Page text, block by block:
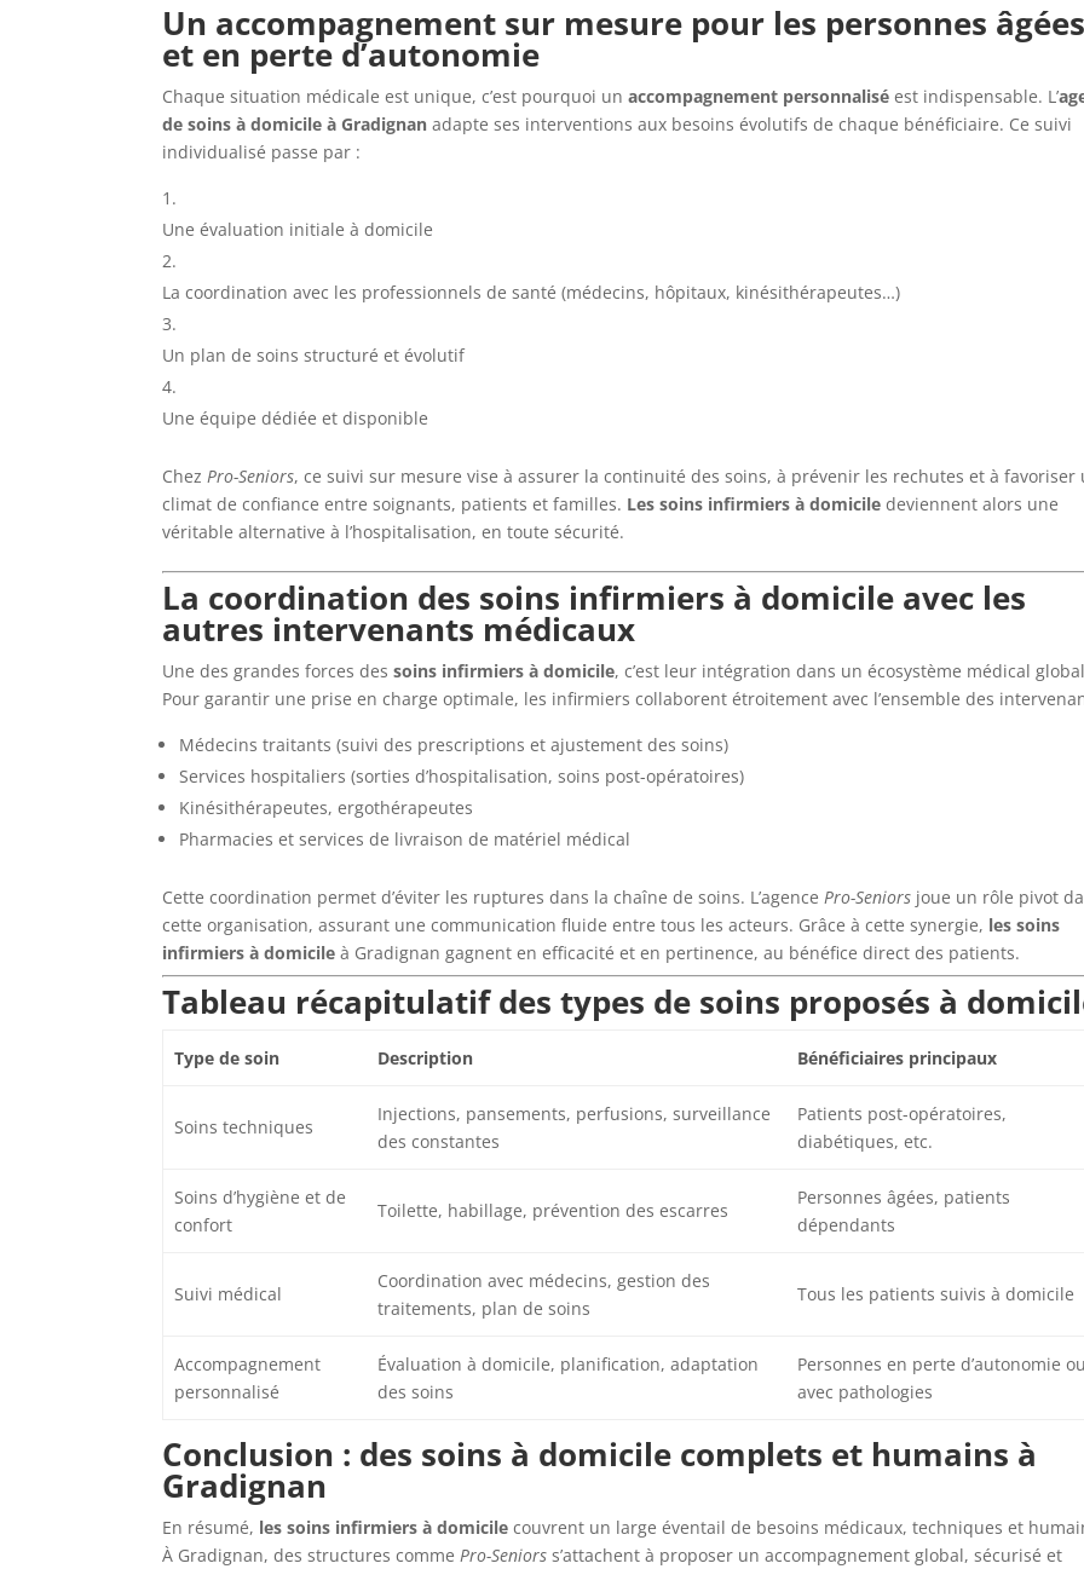
Un accompagnement sur mesure pour les personnes âgées
et en perte d’autonomie
Chaque situation médicale est unique, c’est pourquoi unaccompagnement personnalisé est indispensable. L’
de soins à domicile à Gradignan adapte ses interventions aux besoins évolutifs de chaque bénéficiaire. Ce suivi
individualisé passe par :
Une évaluation initiale à domicile
La coordination avec les professionnels de santé (médecins, hôpitaux, kinésithérapeutes…)
Un plan de soins structuré et évolutif
Une équipe dédiée et disponible
ChezPro-Seniors, ce suivi sur mesure vise à assurer la continuité des soins, à prévenir les rechutes et à favoriser
climat de confiance entre soignants, patients et familles. Les soins infirmiers à domicile deviennent alors une
véritable alternative à l’hospitalisation, en toute sécurité.
La coordination des soins infirmiers à domicile avec les
autres intervenants médicaux
Une des grandes forces dessoins infirmiers à domicile, c’est leur intégration dans un écosystème médical
Pour garantir une prise en charge optimale, les infirmiers collaborent étroitement avec l’ensemble des
Médecins traitants (suivi des prescriptions et ajustement des soins)
Services hospitaliers (sorties d’hospitalisation, soins post-opératoires)
Kinésithérapeutes, ergothérapeutes
Pharmacies et services de livraison de matériel médical
Cette coordination permet d’éviter les ruptures dans la chaîne de soins. L’agencePro-Seniors joue un rôle pivot
cette organisation, assurant une communication fluide entre tous les acteurs. Grâce à cette synergie, les soins
infirmiers à domicile à Gradignan gagnent en efficacité et en pertinence, au bénéfice direct des patients.
Tableau récapitulatif des types de soins proposés à
Type de soin Description Bénéficiaires principaux
Soins techniques
Injections, pansements, perfusions, surveillance
des constantes
Patients post-opératoires,
diabétiques, etc.
Soins d’hygiène et de
confort
Toilette, habillage, prévention des escarres
Personnes âgées, patients
dépendants
Suivi médical
Coordination avec médecins, gestion des
traitements, plan de soins
Tous les patients suivis à domicile
Accompagnement
personnalisé
Évaluation à domicile, planification, adaptation
des soins
Personnes en perte d’autonomie ou
avec pathologies
Conclusion : des soins à domicile complets et humains à
Gradignan
En résumé, les soins infirmiers à domicile couvrent un large éventail de besoins médicaux, techniques et
À Gradignan, des structures commePro-Seniors s’attachent à proposer un accompagnement global, sécurisé et